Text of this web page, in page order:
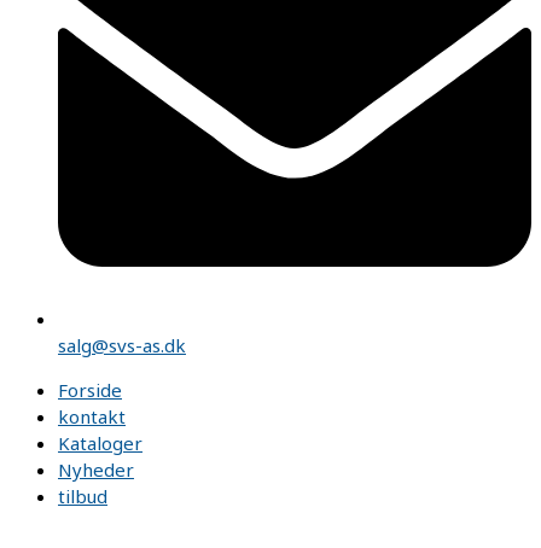
salg@svs-as.dk
Forside
kontakt
Kataloger
Nyheder
tilbud